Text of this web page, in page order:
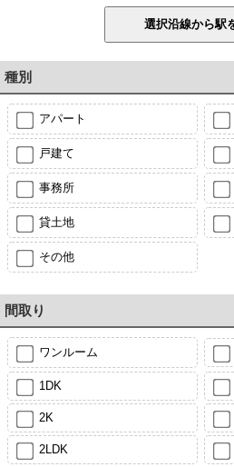
種別
アパート
戸建て
事務所
貸土地
その他
間取り
ワンルーム
1DK
2K
2LDK